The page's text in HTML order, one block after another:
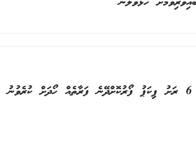
ދ އަތޮޅު ކައުންސިލަށް 5 ބަގީ އަދި 6 ރަށު ޕިކަޕު ފޯރުކޮށްދޭނެ ފަރާތެއް ހޯދަށް